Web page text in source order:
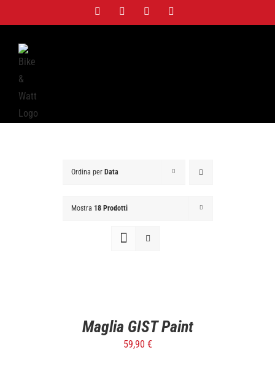
al
contenuto
FacebookTwitter Instagram
Ordina per Data
Mostra 18 Prodotti
Maglia GIST Paint
59,90 €